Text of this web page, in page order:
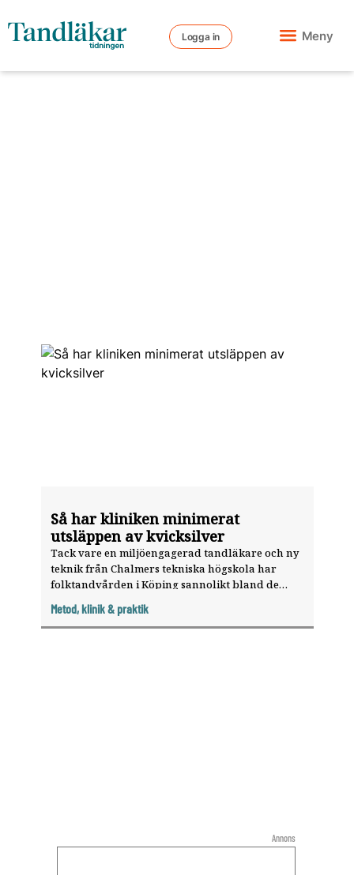
Logga in Meny
Så har kliniken minimerat
utsläppen av kvicksilver
Tack vare en miljöengagerad tandläkare och ny
teknik från Chalmers tekniska högskola har
folktandvården i Köping sannolikt bland de
Metod, klinik & praktik
Annons